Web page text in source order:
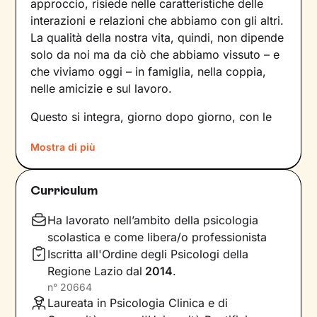
approccio, risiede nelle caratteristiche delle
interazioni e relazioni che abbiamo con gli altri.
La qualità della nostra vita, quindi, non dipende
solo da noi ma da ciò che abbiamo vissuto – e
che viviamo oggi – in famiglia, nella coppia,
nelle amicizie e sul lavoro.
Questo si integra, giorno dopo giorno, con le
influire sulle emozioni che proviamo, sui
comportamenti che mettiamo in atto e sul
modo in cui comunichiamo. Il risultato è una
noi, con la nostra individualità.
Sul ponte che si crea tra il mondo interno e
quello esterno si inserisce il lavoro che faremo
insieme, che andrà a comprendere nel passato
della tua storia e a ricostruire ciò che fa parte
Mostra di più
Curriculum
Ha lavorato nell’ambito della psicologia
scolastica e come libera/o professionista
Iscritta all'Ordine degli Psicologi della
Regione Lazio dal 2014.
n° 20664
Laureata in Psicologia Clinica e di